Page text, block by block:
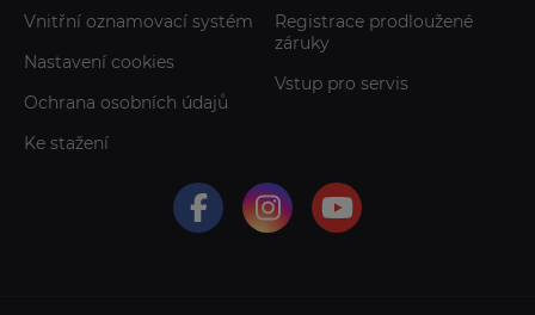
Vnitřní oznamovací systém
Nastavení cookies
Ochrana osobních údajů
Ke stažení
Registrace prodloužené
záruky
Vstup pro servis